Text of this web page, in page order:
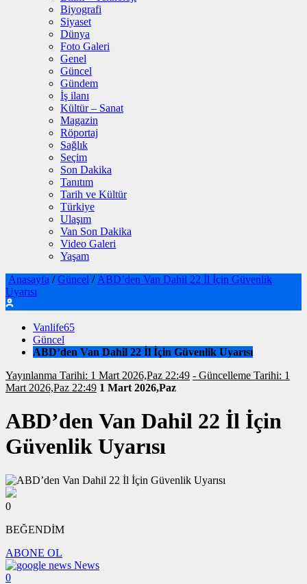
Biyografi
Siyaset
Dünya
Foto Galeri
Genel
Güncel
Gündem
İş ilanı
Kültür – Sanat
Magazin
Röportaj
Sağlık
Seçim
Son Dakika
Tanıtım
Tarih ve Kültür
Türkiye
Ulaşım
Van Son Dakika
Video Galeri
Yaşam
Anasayfa / Güncel / ABD’den Van Dahil 22 İl İçin Güvenlik
Uyarısı
Vanlife65
Güncel
ABD’den Van Dahil 22 İl İçin Güvenlik Uyarısı
Yayınlanma Tarihi: 1 Mart 2026,Paz 22:49 - Güncelleme Tarihi: 1
Mart 2026,Paz 22:49 1 Mart 2026,Paz
ABD’den Van Dahil 22 İl İçin
Güvenlik Uyarısı
0
BEĞENDİM
ABONE OL
News
0